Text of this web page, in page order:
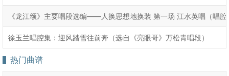
《龙江颂》主要唱段选编——人换思想地换装 第一场 江水英唱（唱
徐玉兰唱腔集：迎风踏雪往前奔（选自《亮眼哥》万松青唱段）
热门曲谱